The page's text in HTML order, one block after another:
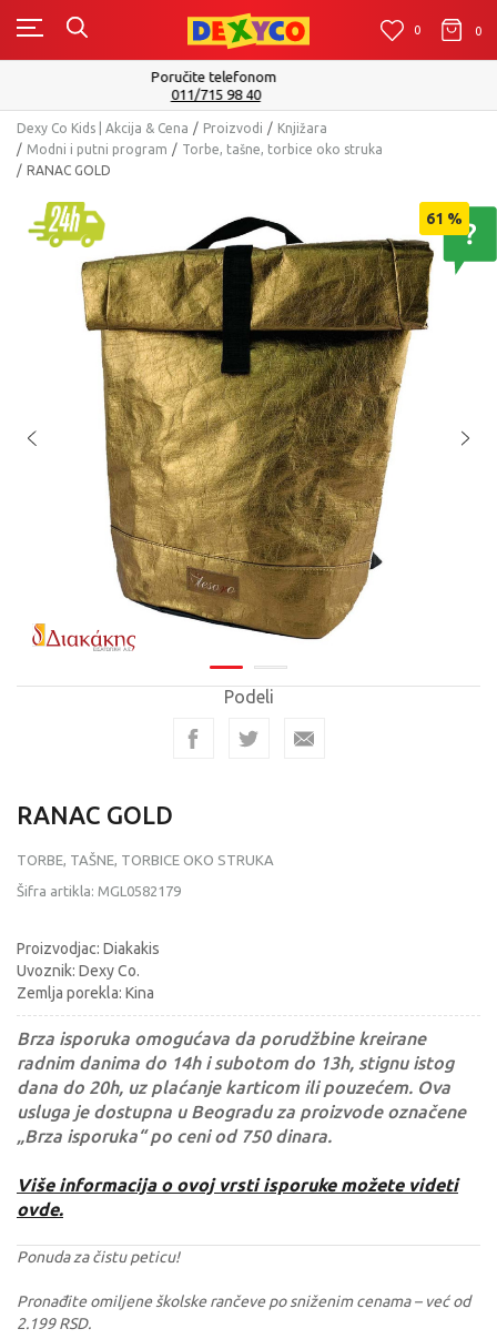
0 0 0
Isporuku možete očekivati u roku od 2 do 4 radna dana!
Pogledaj više
Dexy Co Kids | Akcija & Cena Proizvodi
Knjižara
Modni i putni program
Torbe, tašne, torbice oko struka
RANAC GOLD
61 %
Podeli
RANAC GOLD
TORBE, TAŠNE, TORBICE OKO STRUKA
Šifra artikla: MGL0582179
Proizvodjac: Diakakis
Uvoznik: Dexy Co.
Zemlja porekla: Kina
Brza isporuka omogućava da porudžbine kreirane
radnim danima do 14h i subotom do 13h, stignu istog
dana do 20h, uz plaćanje karticom ili pouzećem. Ova
usluga je dostupna u Beogradu za proizvode označene
„Brza isporuka“ po ceni od 750 dinara.
Više informacija o ovoj vrsti isporuke možete videti
ovde.
Ponuda za čistu peticu!
Pronađite omiljene školske rančeve po sniženim cenama – već od
2.199 RSD.